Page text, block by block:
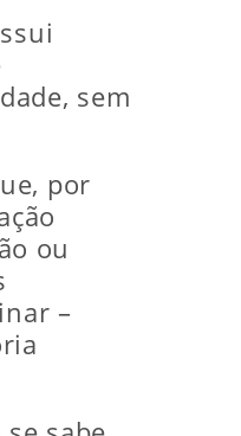
sem
por
ou
–